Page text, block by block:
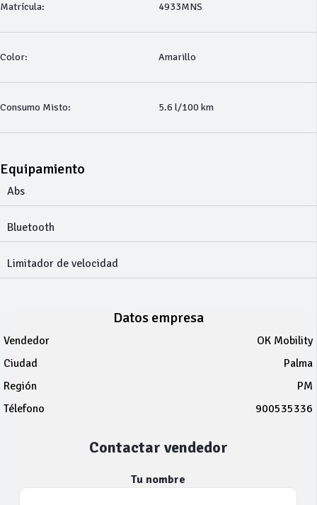
Matrícula: 4933MNS
Color: Amarillo
Consumo Misto: 5.6 l/100 km
Equipamiento
Abs
Bluetooth
Limitador de velocidad
Datos empresa
Vendedor
OK Mobility
Ciudad
Palma
Región
PM
Télefono
900535336
Contactar vendedor
Tu nombre